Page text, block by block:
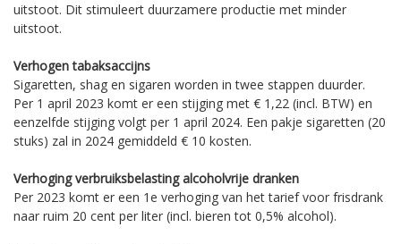
uitstoot. Dit stimuleert duurzamere productie met minder
uitstoot.
Verhogen tabaksaccijns
Sigaretten, shag en sigaren worden in twee stappen duurder.
Per 1 april 2023 komt er een stijging met € 1,22 (incl. BTW) en
eenzelfde stijging volgt per 1 april 2024. Een pakje sigaretten (20
stuks) zal in 2024 gemiddeld € 10 kosten.
Verhoging verbruiksbelasting alcoholvrije dranken
Per 2023 komt er een 1e verhoging van het tarief voor frisdrank
naar ruim 20 cent per liter (incl. bieren tot 0,5% alcohol).